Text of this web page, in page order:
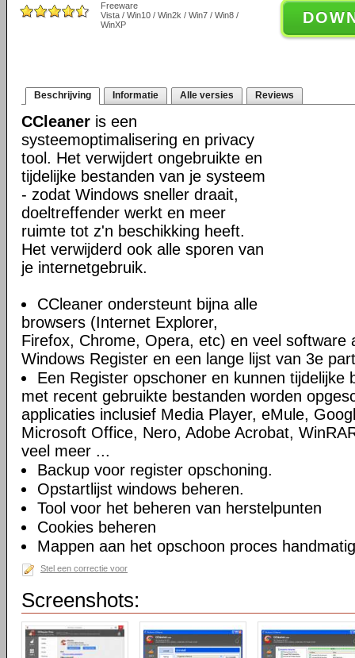
Freeware
Vista / Win10 / Win2k / Win7 / Win8 /
WinXP
Beschrijving Informatie Alle versies Reviews
CCleaner is een
systeemoptimalisering en privacy
tool. Het verwijdert ongebruikte en
tijdelijke bestanden van je systeem
- zodat Windows sneller draait,
doeltreffender werkt en meer
ruimte tot z'n beschikking heeft.
Het verwijderd ook alle sporen van
je internetgebruik.
CCleaner ondersteunt bijna alle
browsers (Internet Explorer,
Firefox, Chrome, Opera, etc) en veel software
Windows Register en een lange lijst van 3e
Een Register opschoner en kunnen tijdelijke
met recent gebruikte bestanden worden
applicaties inclusief Media Player, eMule,
Microsoft Office, Nero, Adobe Acrobat,
veel meer ...
Backup voor register opschoning.
Opstartlijst windows beheren.
Tool voor het beheren van herstelpunten
Cookies beheren
Mappen aan het opschoon proces
Stel een correctie voor
Screenshots: